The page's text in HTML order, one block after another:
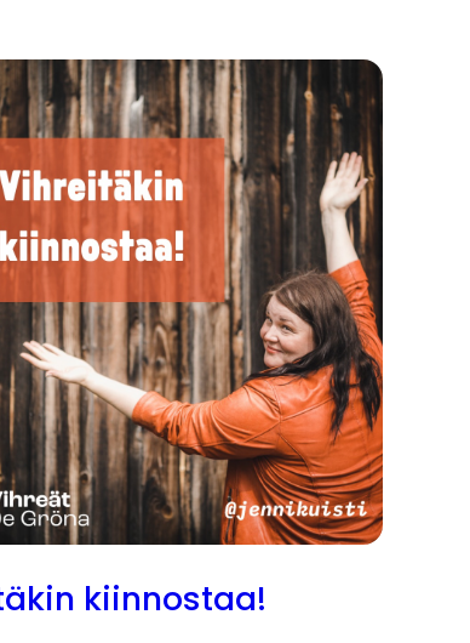
kiinnostaa!